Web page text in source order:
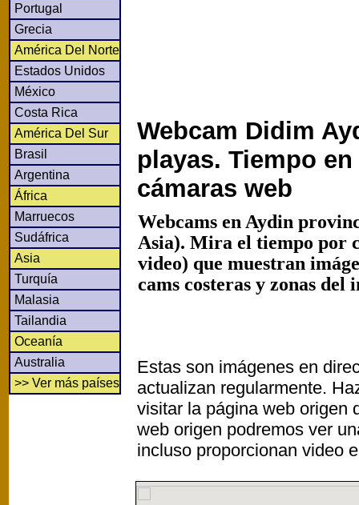
Portugal
Grecia
América Del Norte
Estados Unidos
México
Costa Rica
América Del Sur
Brasil
Argentina
África
Marruecos
Sudáfrica
Asia
Turquía
Malasia
Tailandia
Oceanía
Australia
>> Ver más países
Webcam Didim
playas. Tiempo
cámaras web
Webcams en Aydin
Asia). Mira el tiempo por
video) que muestran
cams costeras y zonas del
Estas son imágenes en
actualizan regularmente.
visitar la página web origen
web origen podremos ver
incluso proporcionan video